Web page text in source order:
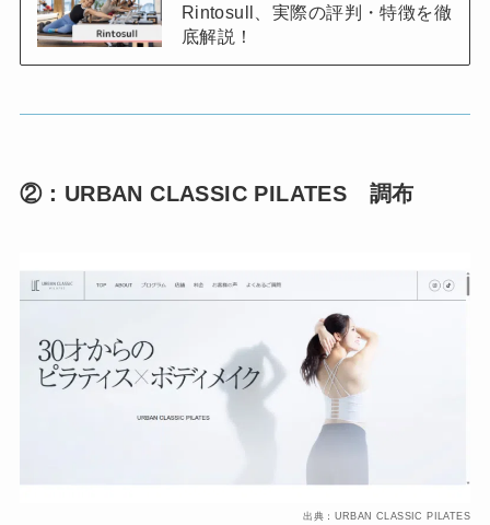
Rintosull、実際の評判・特徴を徹
底解説！
②：URBAN CLASSIC PILATES 調布
出典：URBAN CLASSIC PILATES